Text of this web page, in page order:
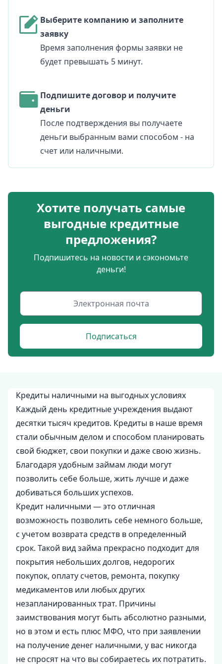
Выберите компанию и заполните
заявку
Время заполнения формы заявки не
будет превышать 5 минут.
Подпишите договор и получите
деньги
После подтверждения вы получаете
деньги выбранным вами способом - на
счет или наличными.
Хотите получать самые
выгодные кредитные
предложения?
Подпишитесь на новости и сэкономьте
деньги!
Подписаться
Кредиты наличными на выгодных условиях
Каждый день кредитные учреждения выдают
десятки тысяч кредитов. Кредиты в наше время
стали обычным делом и способом планировать
свой бюджет, свои покупки и даже свою жизнь.
Благодаря удобным займам люди могут
позволить себе больше, жить лучше и даже
добиваться больших успехов.
Кредит наличными — это отличная
возможность позволить себе немного больше,
с учетом возврата средств в определенный
срок. Такой вид займа прекрасно подходит для
покрытия небольших долгов, недорогих
покупок, оплату счетов, ремонта, покупку
медикаментов или любых других
незапланированных трат. Причины
заимствования могут быть абсолютно разными,
но в этом и есть плюс МФО, что при заявлении
на получение денег наличными, у вас никогда
не спросят на что вы собираетесь их потратить.